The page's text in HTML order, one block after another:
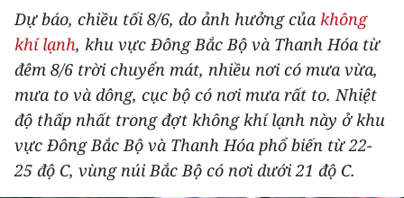
XÃ HỘI
PHÁP LUẬT
DU LỊCH
THẾ GIỚI
Dự báo, chiều tối 8/6, do ảnh hưởng của không
khí lạnh, khu vực Đông Bắc Bộ và Thanh Hóa từ
đêm 8/6 trời chuyển mát, nhiều nơi có mưa vừa,
mưa to và dông, cục bộ có nơi mưa rất to. Nhiệt
độ thấp nhất trong đợt không khí lạnh này ở khu
vực Đông Bắc Bộ và Thanh Hóa phổ biến từ 22-
25 độ C, vùng núi Bắc Bộ có nơi dưới 21 độ C.